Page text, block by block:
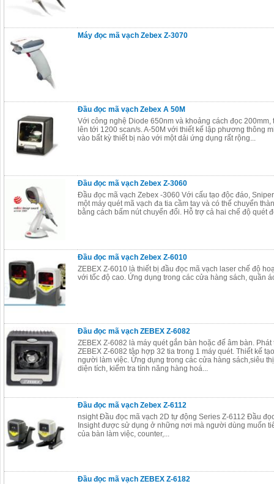
Máy đọc mã vạch Zebex Z-3070
Đầu đọc mã vạch Zebex A 50M
Với công nghệ Diode 650nm và khoảng cách đọc 200mm,
lên tới 1200 scan/s. A-50M với thiết kế lập phương thông
vào bất kỳ thiết bị nào với một dải ứng dụng rất rộng...
Đầu đọc mã vạch Zebex Z-3060
Đầu đọc mã vạch Zebex -3060 Với cấu tạo độc đáo,
một máy quét mã vạch đa tia cầm tay và có thế chuyển
bằng cách bấm nút chuyển đổi. Hỗ trợ cả hai chế độ quét
Đầu đọc mã vạch Zebex Z-6010
ZEBEX Z-6010 là thiết bị đầu đọc mã vạch laser chế độ
với tốc độ cao. Ứng dụng trong các cửa hàng sách, quần
Đầu đọc mã vạch ZEBEX Z-6082
ZEBEX Z-6082 là máy quét gắn bàn hoặc đế âm bàn.
ZEBEX Z-6082 tập hợp 32 tia trong 1 máy quét. Thiết kế
người làm việc. Ứng dụng trong các cửa hàng sách,siêu
diện tích, kiểm tra tính năng hàng hoá...
Đầu đọc mã vạch Zebex Z-6112
nsight Đầu đọc mã vạch 2D tự động Series Z-6112 Đầu
Insight được sử dụng ở những nơi mà người dùng muốn
của bàn làm việc, counter,...
Đầu đọc mã vạch ZEBEX Z-6182